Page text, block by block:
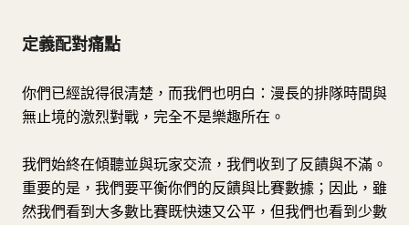
定義配對痛點
你們已經說得很清楚，而我們也明白：漫長的排隊時間與
無止境的激烈對戰，完全不是樂趣所在。
我們始終在傾聽並與玩家交流，我們收到了反饋與不滿。
重要的是，我們要平衡你們的反饋與比賽數據；因此，雖
然我們看到大多數比賽既快速又公平，但我們也看到少數